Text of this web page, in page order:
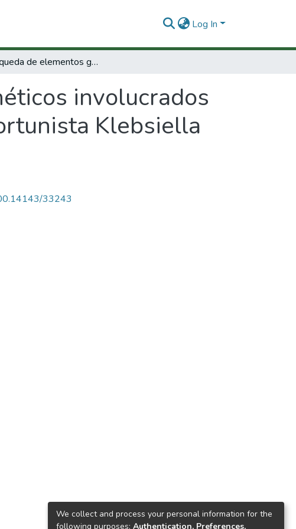
Log In
Búsqueda de elementos genéticos involucrados en la formación del biofilm patógeno oportunista Klebsiella Pneumoniae.
involucrados
Klebsiella
33243
We collect and process your personal information for the
following purposes: Authentication, Preferences,